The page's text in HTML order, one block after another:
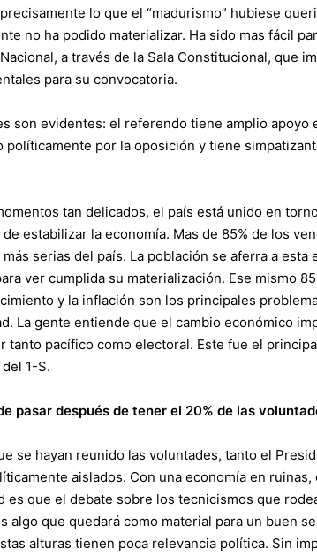
lo que el “madurismo” hubiese
no ha podido materializar. Ha sido mas fácil
a través de la Sala Constitucional, que
para su convocatoria.
son evidentes: el referendo tiene amplio
políticamente por la oposición y tiene
tan delicados, el país está unido en
estabilizar la economía. Mas de 85% de los
serias del país. La población se aferra a
ver cumplida su materialización. Ese mismo
y la inflación son los principales
La gente entiende que el cambio económico
tanto pacífico como electoral. Este fue el
1-S.
pasar después de tener el 20% de las
se hayan reunido las voluntades, tanto el
aislados. Con una economía en
es que el debate sobre los tecnicismos que
algo que quedará como material para un buen
alturas tienen poca relevancia política. Sin